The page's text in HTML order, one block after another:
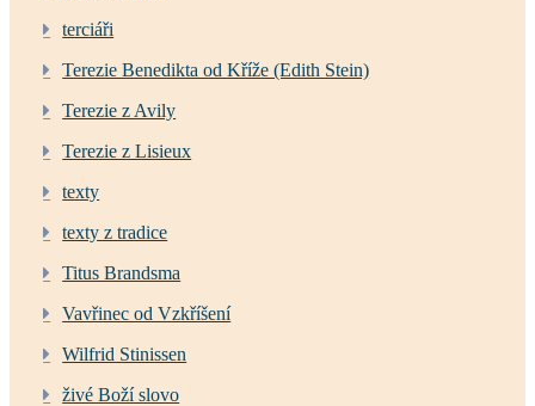
terciáři
Terezie Benedikta od Kříže (Edith Stein)
Terezie z Avily
Terezie z Lisieux
texty
texty z tradice
Titus Brandsma
Vavřinec od Vzkříšení
Wilfrid Stinissen
živé Boží slovo